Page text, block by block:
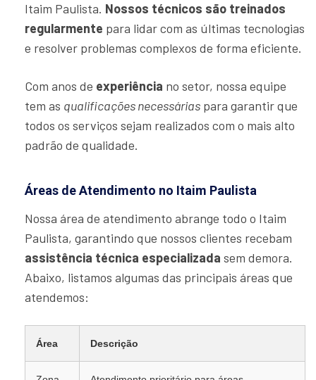
Itaim Paulista. Nossos técnicos são treinados
regularmente para lidar com as últimas tecnologias
e resolver problemas complexos de forma eficiente.
Com anos de experiência no setor, nossa equipe
tem as qualificações necessárias para garantir que
todos os serviços sejam realizados com o mais alto
padrão de qualidade.
Áreas de Atendimento no Itaim Paulista
Nossa área de atendimento abrange todo o Itaim
Paulista, garantindo que nossos clientes recebam
assistência técnica especializada sem demora.
Abaixo, listamos algumas das principais áreas que
atendemos:
Área Descrição